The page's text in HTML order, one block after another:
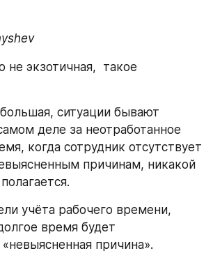
не экзотичная,  такое
ситуации бывают
деле за неотработанное
когда сотрудник отсутствует
причинам, никакой
учёта рабочего времени,
время будет
причина».